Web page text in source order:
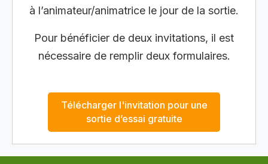
à l’animateur/animatrice le jour de la sortie.
Pour bénéficier de deux invitations, il est
nécessaire de remplir deux formulaires.
Télécharger l'invitation pour une
sortie d’essai gratuite